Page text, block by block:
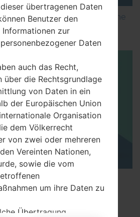
Firmware on LG Smartphone
using LG UP?
CODES for LG!
übertragenen Daten
Benutzer den
zur
Daten
auch das Recht,
über die Rechtsgrundlage
von Daten in ein
der Europäischen Union
Organisation
dem Völkerrecht
von zwei oder mehreren
Vereinten Nationen,
sowie die vom
um ihre Daten zu
Übertragung